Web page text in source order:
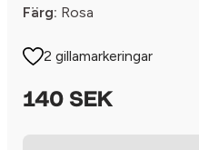
Färg: Rosa
2 gillamarkeringar
140 SEK